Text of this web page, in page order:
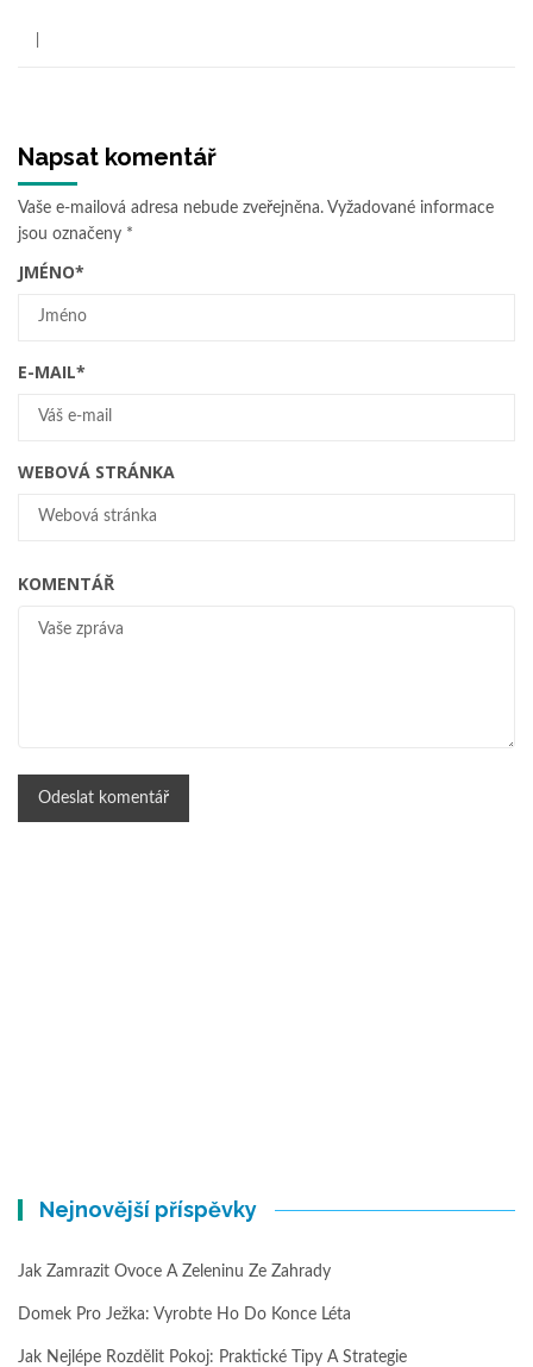
Napsat komentář
Vaše e-mailová adresa nebude zveřejněna. Vyžadované informace
jsou označeny *
JMÉNO*
E-MAIL*
WEBOVÁ STRÁNKA
KOMENTÁŘ
Nejnovější příspěvky
Jak Zamrazit Ovoce A Zeleninu Ze Zahrady
Domek Pro Ježka: Vyrobte Ho Do Konce Léta
Jak Nejlépe Rozdělit Pokoj: Praktické Tipy A Strategie